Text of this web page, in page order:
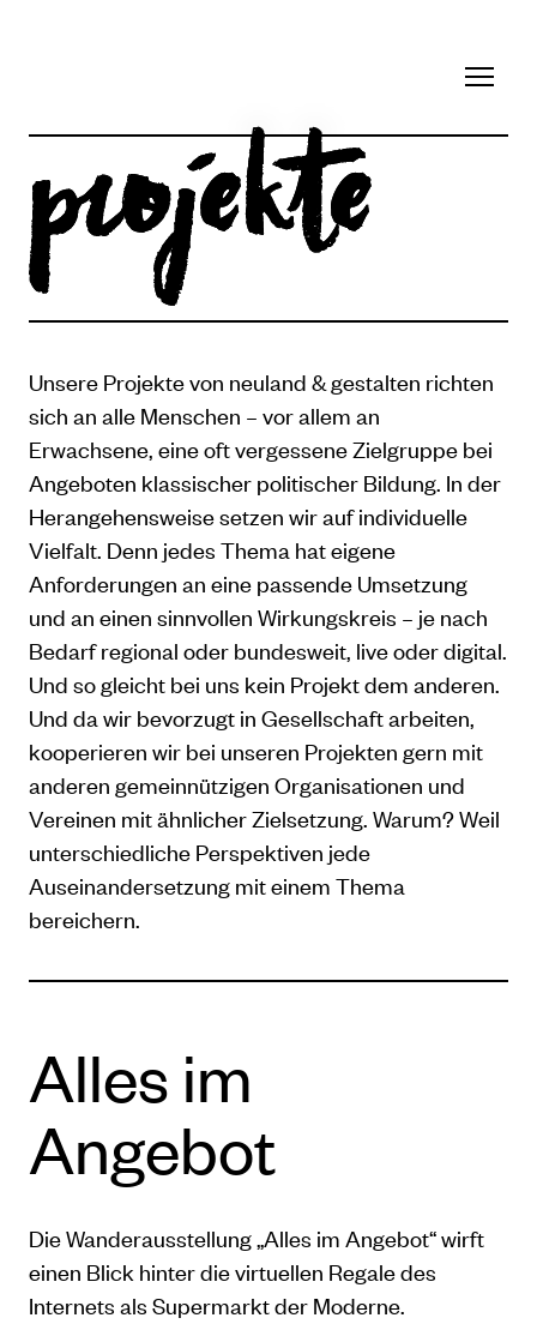
Unsere Projekte von neuland & gestalten richten
sich an alle Menschen – vor allem an
Erwachsene, eine oft vergessene Zielgruppe bei
Angeboten klassischer politischer Bildung. In der
Herangehensweise setzen wir auf individuelle
Vielfalt. Denn jedes Thema hat eigene
Anforderungen an eine passende Umsetzung
und an einen sinnvollen Wirkungskreis – je nach
Bedarf regional oder bundesweit, live oder digital.
Und so gleicht bei uns kein Projekt dem anderen.
Und da wir bevorzugt in Gesellschaft arbeiten,
kooperieren wir bei unseren Projekten gern mit
anderen gemeinnützigen Organisationen und
Vereinen mit ähnlicher Zielsetzung. Warum? Weil
unterschiedliche Perspektiven jede
Auseinandersetzung mit einem Thema
bereichern.
Alles im
Angebot
Die Wanderausstellung „Alles im Angebot“ wirft
einen Blick hinter die virtuellen Regale des
Internets als Supermarkt der Moderne.